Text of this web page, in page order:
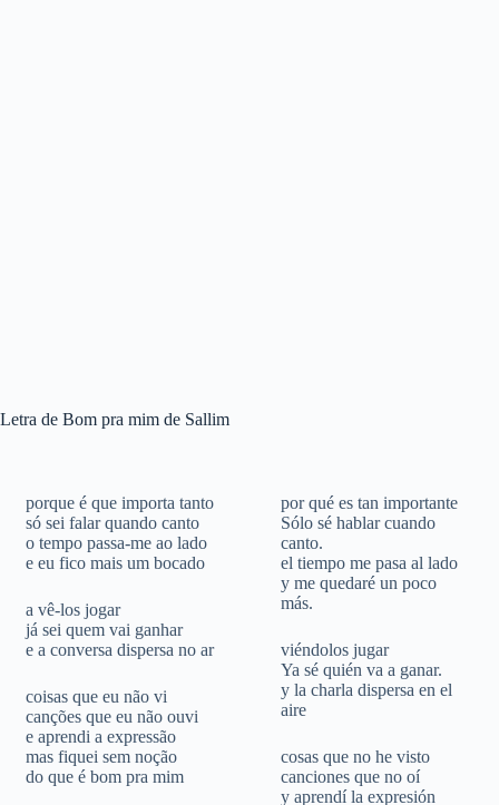
Letra de Bom pra mim de Sallim
porque é que importa tanto
só sei falar quando canto
o tempo passa-me ao lado
e eu fico mais um bocado
a vê-los jogar
já sei quem vai ganhar
e a conversa dispersa no ar
coisas que eu não vi
canções que eu não ouvi
e aprendi a expressão
mas fiquei sem noção
do que é bom pra mim
por qué es tan importante
Sólo sé hablar cuando
canto.
el tiempo me pasa al lado
y me quedaré un poco
más.
viéndolos jugar
Ya sé quién va a ganar.
y la charla dispersa en el
aire
cosas que no he visto
canciones que no oí
y aprendí la expresión